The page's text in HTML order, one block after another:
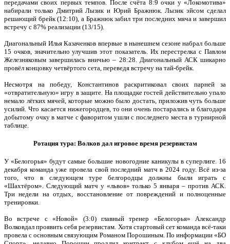
передачами своих первых темпов. После счёта 8:9 очки у «Локомотива»
набирали только Дмитрий Лызик и Юрий Бражнюк. Лызик эйсом сделал
решающий брейк (12:10), а Бражнюк забил три последних мяча и завершил
встречу с 87% реализации (13/15).
Диагональный Илья Казаченков впервые в нынешнем сезоне набрал больше
15 очков, значительно улучшив этот показатель. Их перестрелка с Павлом
Железняковым завершилась вничью – 28:28. Диагональный АСК шикарно
провёл концовку четвёртого сета, переведя встречу на тай-брейк.
Несмотря на победу, Константинов раскритиковал своих парней за
«отвратительную» игру в защите. На площадке гостей действительно упало
немало лёгких мячей, которые можно было достать, приложив чуть больше
усилий. Что касается нижегородцев, то они очень постарались и благодаря
добытому очку в матче с фаворитом ушли с последнего места в турнирной
таблице.
Ротация тура: Волков дал игровое время резервистам
У «Белогорья» будут самые большие новогодние каникулы в суперлиге. 16
декабря команда уже провела свой последний матч в 2024 году. Всё из-за
того, что в следующем туре белгородцы должны были играть с
«Шахтёром». Следующий матч у «львов» только 5 января – против АСК.
Три недели на отдых, восстановление от повреждений и полноценные
тренировки.
Во встрече с «Новой» (3:0) главный тренер «Белогорья» Александр
Волковдал проявить себя резервистам. Хотя стартовый сет команда всё-таки
провела с основным связующим Романом Порошиным. По информации «БО